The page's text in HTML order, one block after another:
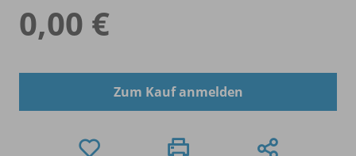
0,00 €
Zum Kauf anmelden